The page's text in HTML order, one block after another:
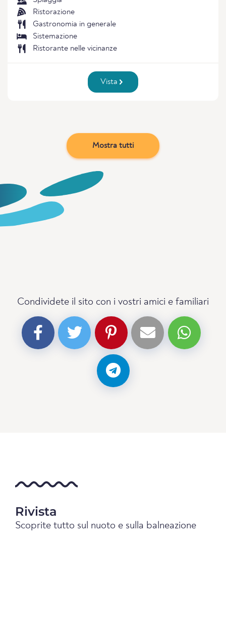
Ristorazione
Gastronomia in generale
Sistemazione
Ristorante nelle vicinanze
Vista
Mostra tutti
Condividete il sito con i vostri amici e familiari
Rivista
Scoprite tutto sul nuoto e sulla balneazione